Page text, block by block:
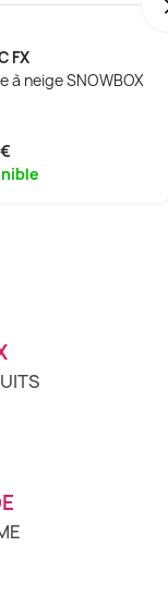
FX
à neige SNOWBOX